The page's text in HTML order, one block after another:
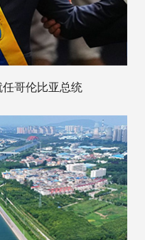
哥伦比亚总统